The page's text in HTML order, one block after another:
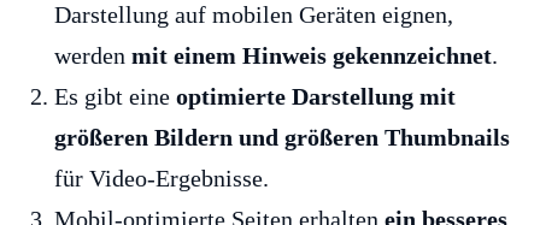
Darstellung auf mobilen Geräten eignen,
werden mit einem Hinweis gekennzeichnet.
Es gibt eine optimierte Darstellung mit
größeren Bildern und größeren Thumbnails
für Video-Ergebnisse.
Mobil-optimierte Seiten erhalten ein besseres